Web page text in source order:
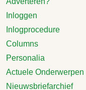
Inloggen
Inlogprocedure
Columns
Personalia
Actuele Onderwerpen
Nieuwsbriefarchief